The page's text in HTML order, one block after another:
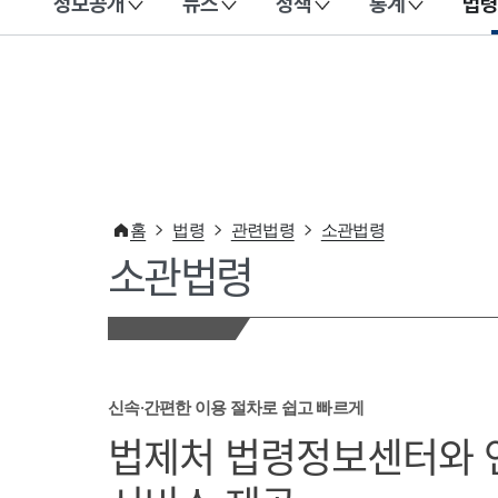
이 누리집은 대한민국 공식 전자정부 누리집입니다.
홈 법령 관련법령 소관법령
소관법령
신속·간편한 이용 절차로 쉽고 빠르게
법제처 법령정보센터와